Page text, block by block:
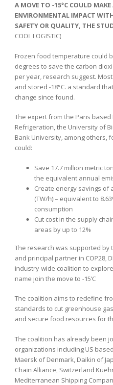
A MOVE TO -15°C COULD
ENVIRONMENTAL IMPACT
SAFETY OR QUALITY, THE
COOL LOGISTIC)
Frozen food temperature could
degrees to save the carbon
per year, research suggest.
and stored -18°C. a standard
change since found.
The expert from the Paris
Refrigeration, the University of
Bank University, among others,
could:
Save 17.7 million metric
the equivalent annual
Create energy savings of
(TW/h) – equivalent to
consumption
Cut cost in the supply
areas by up to 12%
The research was supported by
and principal partner in COP28,
industry-wide coalition to
name join the move to -15’C
The coalition aims to redefine
standards to cut greenhouse
and secure food resources for
The coalition has already been
organizations including US
Maersk of Denmark, Daikin of
Chain Alliance, Switzerland
Mediterranean Shipping